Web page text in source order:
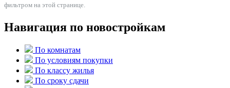
фильтром на этой странице.
Навигация по новостройкам
По комнатам
По условиям покупки
По классу жилья
По сроку сдачи